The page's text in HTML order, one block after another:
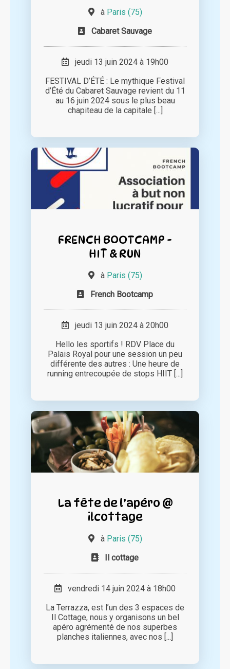
à Paris (75)
Cabaret Sauvage
jeudi 13 juin 2024 à 19h00
FESTIVAL D’ÉTÉ : Le mythique Festival
d’Été du Cabaret Sauvage revient du 11
au 16 juin 2024 sous le plus beau
chapiteau de la capitale [...]
FRENCH BOOTCAMP -
HIT & RUN
à Paris (75)
French Bootcamp
jeudi 13 juin 2024 à 20h00
Hello les sportifs ! RDV Place du
Palais Royal pour une session un peu
différente des autres : Une heure de
running entrecoupée de stops HIIT [...]
La fête de l’apéro @
ilcottage
à Paris (75)
Il cottage
vendredi 14 juin 2024 à 18h00
La Terrazza, est l’un des 3 espaces de
Il Cottage, nous y organisons un bel
apéro agrémenté de nos superbes
planches italiennes, avec nos [...]